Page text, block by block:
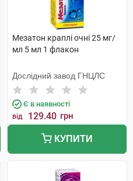
Мезатон краплі очні 25 мг/
мл 5 мл 1 флакон
Дослідний завод ГНЦЛС
Є в наявності
від 129.40 грн
КУПИТИ